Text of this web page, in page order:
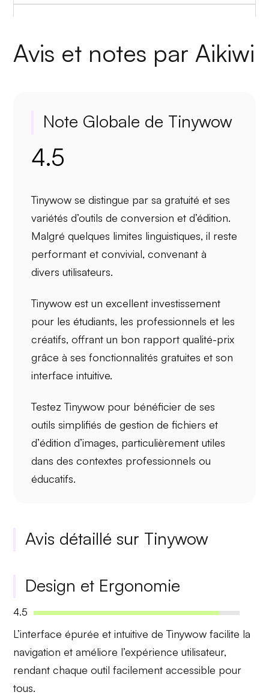
Avis et notes par Aikiwi
Note Globale de Tinywow
4.5
Tinywow se distingue par sagratuité et ses
variétés d’outils de conversion et d’édition.
Malgré quelques limites linguistiques, il reste
performant et convivial, convenant à
divers utilisateurs.
Tinywow est un excellent investissement
pour lesétudiants, les professionnels et les
créatifs, offrant un bon rapport qualité-prix
grâce à ses fonctionnalités gratuites et son
interface intuitive.
Testez Tinywow pour bénéficier de ses
outils simplifiés degestion de fichiers et
d’édition d’images, particulièrement utiles
dans des contextes professionnels ou
éducatifs.
Avis détaillé sur Tinywow
Design et Ergonomie
4.5
L’interfaceépurée et intuitive de Tinywow facilite la
navigation et améliore l’expérience utilisateur,
rendant chaque outil facilement accessible pour
tous.